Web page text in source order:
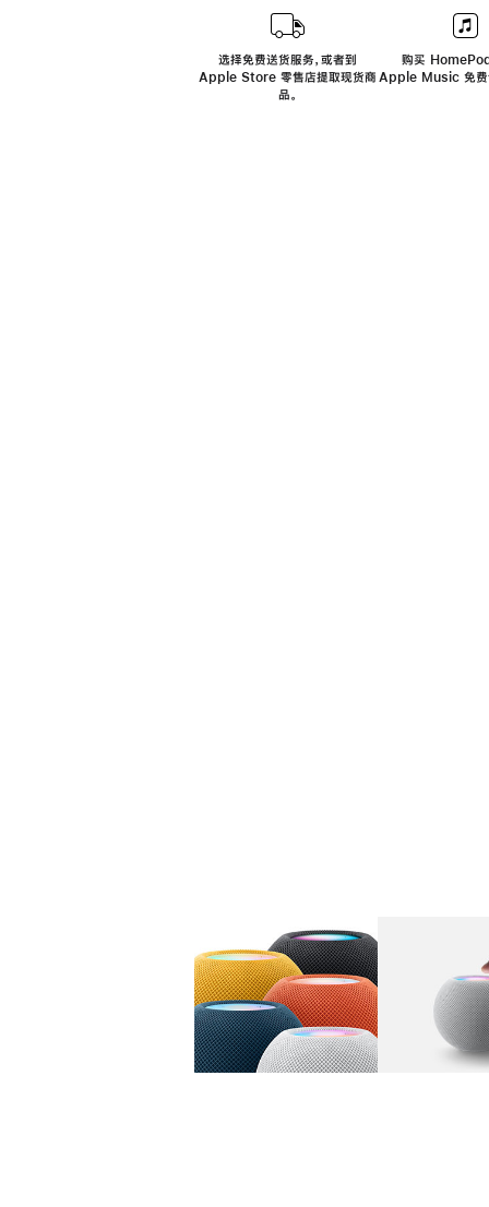
选择免费送货服务，或者到
Apple Store 零售店提取现货商
品。
购买
Apple Music 免费
图库 图像 1